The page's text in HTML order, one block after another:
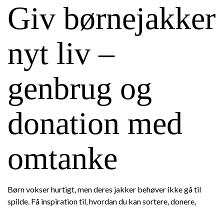
Giv børnejakker
nyt liv –
genbrug og
donation med
omtanke
Børn vokser hurtigt, men deres jakker behøver ikke gå til
spilde. Få inspiration til, hvordan du kan sortere, donere,